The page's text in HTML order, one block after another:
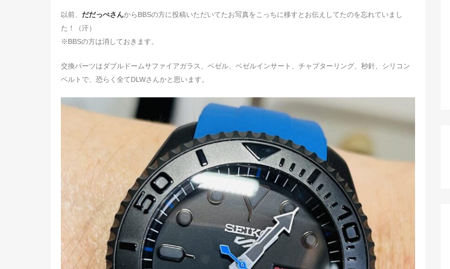
以前、 だだっぺさんからBBSの方に投稿いただいてたお写真をこっちに移すとお伝えしてたのを忘れていまし
た！（汗）
※BBSの方は消しておきます。
交換パーツはダブルドームサファイアガラス、ベゼル、ベゼルインサート、チャプターリング、秒針、シリコン
ベルトで、恐らく全てDLWさんかと思います。